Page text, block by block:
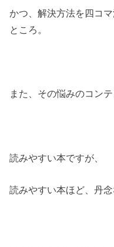
かつ、解決方法を四コ
ところ。
また、その悩みのコン
読みやすい本ですが、
読みやすい本ほど、丹